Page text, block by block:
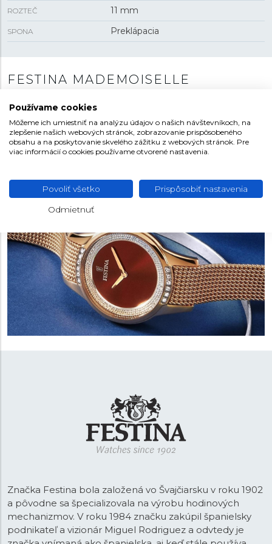
ROZTEČ 11 mm
SPONA Preklápacia
FESTINA MADEMOISELLE
Dámska kolekcia s názvom Modemoiselle je plná
módnych farieb. Jednoduché a čisté modely zdobené
zirkónmi sú natoľko úchvatné, že sa kolekcia stala
oficiálnym partnerom Miss France.
Značka Festina bola založená vo Švajčiarsku v roku 1902
a pôvodne sa špecializovala na výrobu hodinových
mechanizmov. V roku 1984 značku zakúpil španielsky
podnikateľ a vizionár Miguel Rodriguez a odvtedy je
Používame cookies
Môžeme ich umiestniť na analýzu údajov o našich návštevníkoch, na
zlepšenie našich webových stránok, zobrazovanie prispôsobeného
obsahu a na poskytovanie skvelého zážitku z webových stránok. Pre
viac informácií o cookies používame otvorené nastavenia.
Povoliť všetko Prispôsobiť nastavenia
Odmietnuť